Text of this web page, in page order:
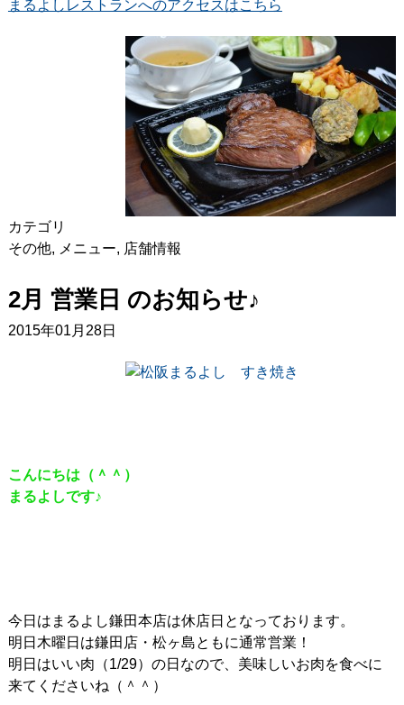
まるよしレストランへのアクセスはこちら
カテゴリ
その他, メニュー, 店舗情報
2月 営業日 のお知らせ♪
2015年01月28日
こんにちは（＾＾）
まるよしです♪
今日はまるよし鎌田本店は休店日となっております。
明日木曜日は鎌田店・松ヶ島ともに通常営業！
明日はいい肉（1/29）の日なので、美味しいお肉を食べに
来てくださいね（＾＾）